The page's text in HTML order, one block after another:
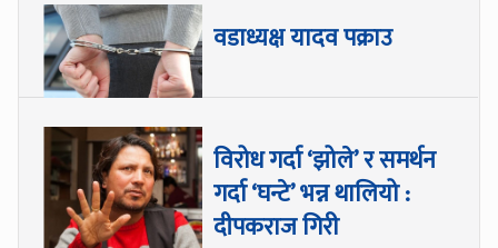
वडाध्यक्ष यादव पक्राउ
विरोध गर्दा ‘झोले’ र समर्थन
गर्दा ‘घन्टे’ भन्न थालियो :
दीपकराज गिरी